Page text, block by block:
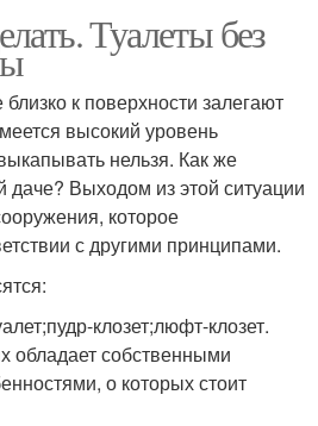
Туалеты без
к поверхности залегают
высокий уровень
нельзя. Как же
даче? Выходом из этой ситуации
которое
с другими принципами.
клозет;люфт-клозет.
обладает собственными
о которых стоит